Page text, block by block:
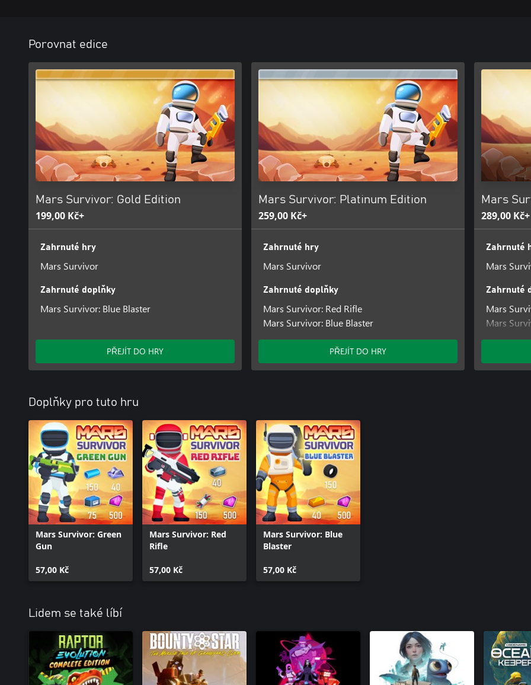
Porovnat edice
Mars Survivor: Gold Edition
199,00 Kč+
Zahrnuté hry
Mars Survivor
Zahrnuté doplňky
Mars Survivor: Blue Blaster
PŘEJÍT DO HRY
Mars Survivor: Platinum Edition
259,00 Kč+
Zahrnuté hry
Mars Survivor
Zahrnuté doplňky
Mars Survivor: Red Rifle
Mars Survivor: Blue Blaster
PŘEJÍT DO HRY
Mars
289,00 Kč+
Zahrnuté
Mars
Zahrnuté
Mars
Mars
Mars
Doplňky pro tuto hru
Mars Survivor: Green
Gun
57,00 Kč
Mars Survivor: Red
Rifle
57,00 Kč
Mars Survivor: Blue
Blaster
57,00 Kč
Lidem se také líbí